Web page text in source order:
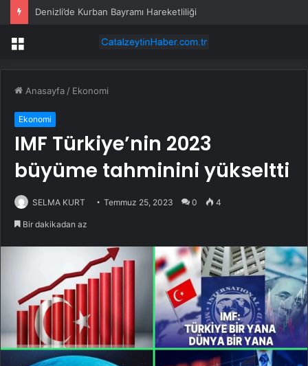
Denizli’de Kurban Bayramı Hareketliliği
Menü
Anasayfa / Ekonomi
Ekonomi
IMF Türkiye’nin 2023
büyüme tahminini yükseltti
SELMA KURT Temmuz 25, 2023 0 4
Bir dakikadan az